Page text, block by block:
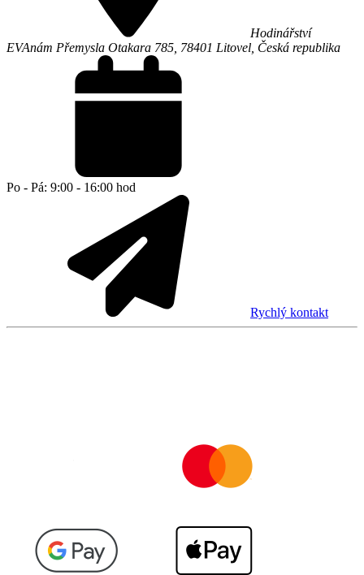
Hodinářství
EVAnám Přemysla Otakara 785, 78401 Litovel Česká republika
Po - Pá: 9:00 - 16:00 hod
Rychlý kontakt